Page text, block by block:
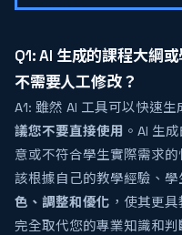
Q1: AI 生成的課程大綱
不需要人工修改？
A1: 雖然 AI 工具可以快速
議您不要直接使用 。AI 生
意或不符合學生實際需求
該根據自己的教學經驗、
色、調整和優化 ，使其更
完全取代您的專業知識和判